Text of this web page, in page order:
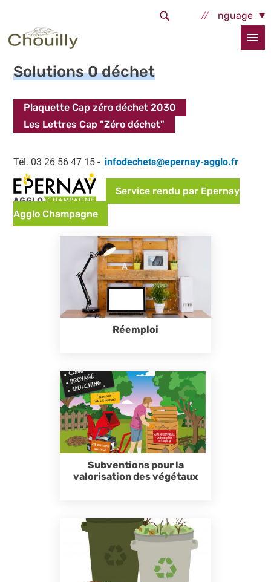
Select Language
Accueil Services et démarches
Solutions 0 déchet
Solutions 0 déchet
Plaquette Cap zéro déchet 2030
Les Lettres Cap "Zéro déchet"
Tél. 03 26 56 47 15 - infodechets@epernay-agglo.fr
Service rendu par Epernay
Agglo Champagne
Réemploi
Subventions pour la
valorisation des végétaux